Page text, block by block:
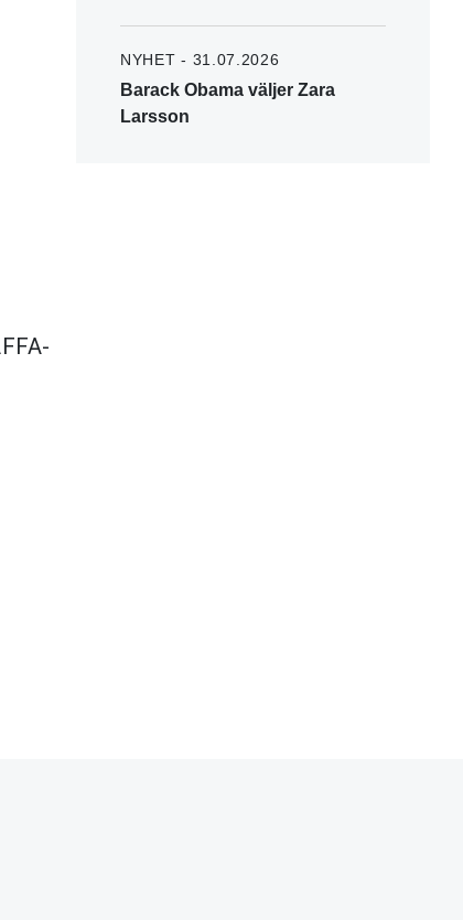
NYHET - 31.07.2026
Barack Obama väljer Zara
Larsson